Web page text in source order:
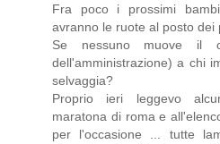
Fra poco i prossimi
avranno le ruote al posto dei
Se nessuno muove il
dell'amministrazione) a chi
selvaggia?
Proprio ieri leggevo
maratona di roma e
per l'occasione ... tutte